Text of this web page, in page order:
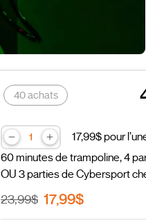
40 achats
17,99$ pour
60 minutes de trampoline, 4
OU 3 parties de Cybersport
23,99$ 17,99$